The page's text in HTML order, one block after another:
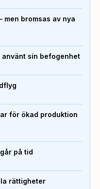
bromsas av nya
använt sin befogenhet
för ökad produktion
på tid
rättigheter